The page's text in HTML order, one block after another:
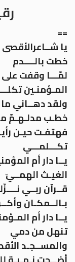
==
يا
خطت بالــــدم
لمّـــا وقفت على
المـؤمنـين
ولقد دهــاني
خطـب مدلـهـمّ
فهتفـت حيـن
تكـــلمـــي
يــا دار أم
الغيـث الهمــيّ
قــرآن ربــي
بـالــمكـان
يــا دار أم
تنهل من دمي
والمســجـد